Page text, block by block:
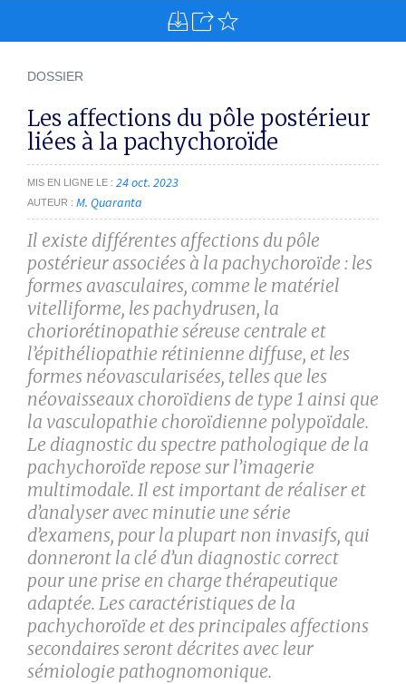
DOSSIER
Les affections du pôle postérieur
liées à la pachychoroïde
MIS EN LIGNE LE 24 oct. 2023
AUTEUR M. Quaranta
Il existe différentes affections du pôle
postérieur associées à la pachychoroïde : les
formes avasculaires, comme le matériel
vitelliforme, les pachydrusen, la
choriorétinopathie séreuse centrale et
l’épithéliopathie rétinienne diffuse, et les
formes néovascularisées, telles que les
néovaisseaux choroïdiens de type 1 ainsi que
la vasculopathie choroïdienne polypoïdale.
Le diagnostic du spectre pathologique de la
pachychoroïde repose sur l’imagerie
multimodale. Il est important de réaliser et
d’analyser avec minutie une série
d’examens, pour la plupart non invasifs, qui
donneront la clé d’un diagnostic correct
pour une prise en charge thérapeutique
adaptée. Les caractéristiques de la
pachychoroïde et des principales affections
secondaires seront décrites avec leur
sémiologie pathognomonique.